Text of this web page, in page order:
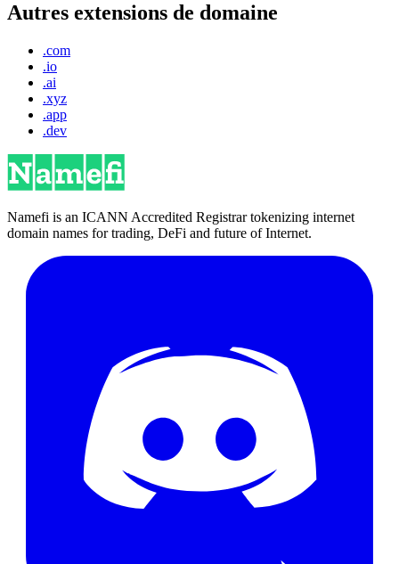
Autres extensions de domaine
.com
.io
.ai
.xyz
.app
.dev
Namefi is an ICANN Accredited Registrar tokenizing internet
domain names for trading, DeFi and future of Internet.